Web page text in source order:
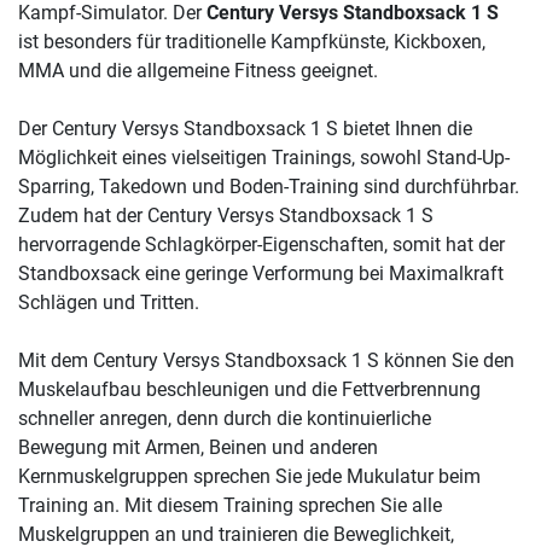
Kampf-Simulator. DerCentury Versys Standboxsack 1 S
ist besonders für traditionelle Kampfkünste, Kickboxen,
MMA und die allgemeine Fitness geeignet.
Der Century Versys Standboxsack 1 S bietet Ihnen die
Möglichkeit eines vielseitigen Trainings, sowohl Stand-Up-
Sparring, Takedown und Boden-Training sind durchführbar.
Zudem hat der Century Versys Standboxsack 1 S
hervorragende Schlagkörper-Eigenschaften, somit hat der
Standboxsack eine geringe Verformung bei Maximalkraft
Schlägen und Tritten.
Mit dem Century Versys Standboxsack 1 S können Sie den
Muskelaufbau beschleunigen und die Fettverbrennung
schneller anregen, denn durch die kontinuierliche
Bewegung mit Armen, Beinen und anderen
Kernmuskelgruppen sprechen Sie jede Mukulatur beim
Training an. Mit diesem Training sprechen Sie alle
Muskelgruppen an und trainieren die Beweglichkeit,